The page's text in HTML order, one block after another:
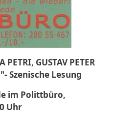
GUSTAV PETER
Szenische Lesung
im Polittbüro,
Uhr